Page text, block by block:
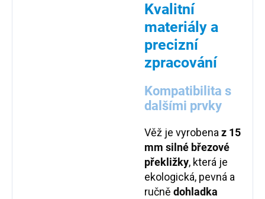
Kvalitní
materiály a
precizní
zpracování
Kompatibilita s
dalšími prvky
Věž je vyrobenaz 15
mm silné březové
překližky, která je
ekologická, pevná a
ručně dohladka